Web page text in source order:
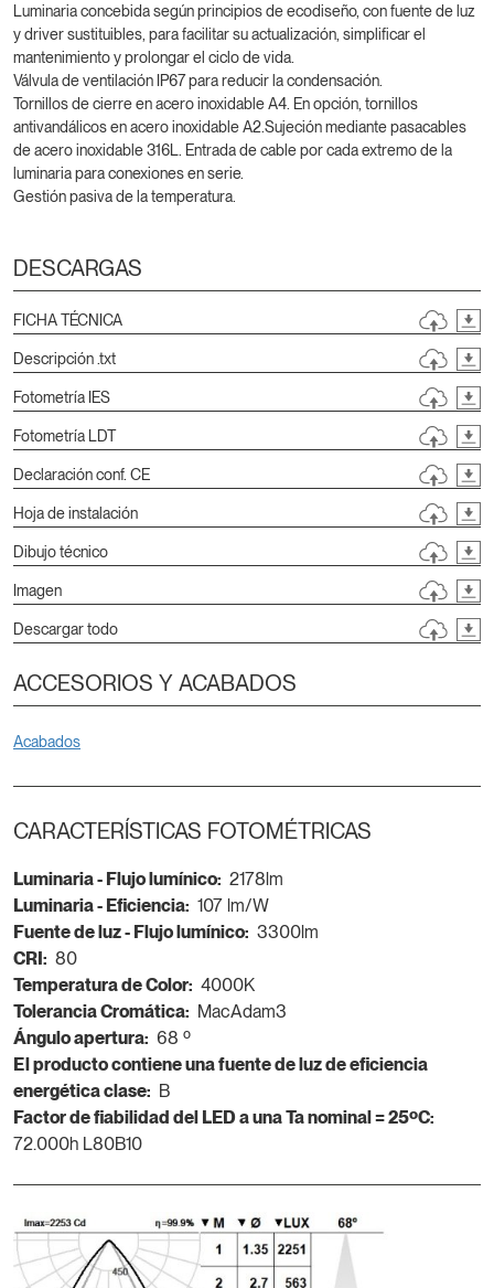
Luminaria concebida según principios de ecodiseño, con fuente de luz
y driver sustituibles, para facilitar su actualización, simplificar el
mantenimiento y prolongar el ciclo de vida.
Válvula de ventilación IP67 para reducir la condensación.
Tornillos de cierre en acero inoxidable A4. En opción, tornillos
antivandálicos en acero inoxidable A2.Sujeción mediante pasacables
de acero inoxidable 316L. Entrada de cable por cada extremo de la
luminaria para conexiones en serie.
Gestión pasiva de la temperatura.
DESCARGAS
FICHA TÉCNICA
Descripción .txt
Fotometría IES
Fotometría LDT
Declaración conf. CE
Hoja de instalación
Dibujo técnico
Imagen
Descargar todo
ACCESORIOS Y ACABADOS
Acabados
CARACTERÍSTICAS FOTOMÉTRICAS
Luminaria - Flujo lumínico: 2178lm
Luminaria - Eficiencia: 107 lm/W
Fuente de luz - Flujo lumínico: 3300lm
CRI: 80
Temperatura de Color: 4000K
Tolerancia Cromática: MacAdam3
Ángulo apertura: 68 º
El producto contiene una fuente de luz de eficiencia
energética clase: B
Factor de fiabilidad del LED a una Ta nominal = 25ºC:
72.000h L80B10